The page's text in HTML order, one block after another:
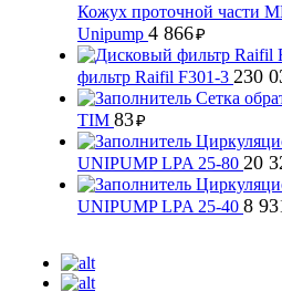
Кожух проточной части
Unipump 4 866₽
фильтр Raifil F301-3 230
Сетка
TIM 83₽
UNIPUMP LPA 25-80 20
UNIPUMP LPA 25-40 8